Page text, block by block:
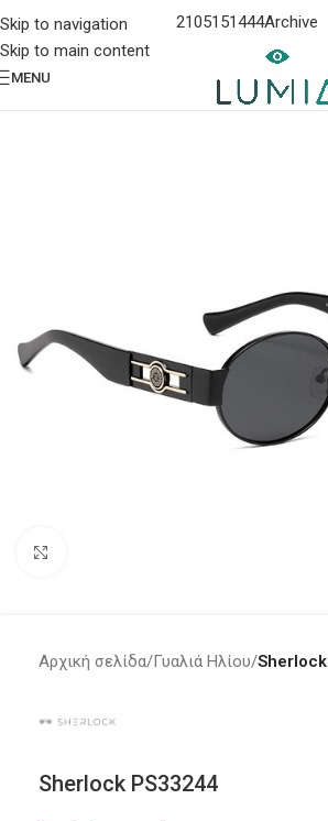
Skip to navigation
Skip to main content
2105151444Archive
MENU
Αρχική σελίδα Γυαλιά Ηλίου Sherlock
Sherlock PS33244